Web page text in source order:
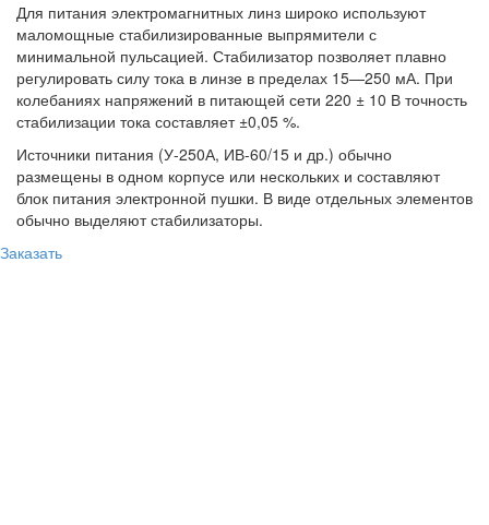
Для питания электромагнитных линз широко используют
маломощные стабилизированные выпрямители с
минимальной пульсацией. Стабилизатор позволяет плавно
регулировать силу тока в линзе в пределах 15—250 мА. При
колебаниях напряжений в питающей сети 220 ± 10 В точность
стабилизации тока составляет ±0,05 %.
Источники питания (У-250А, ИВ-60/15 и др.) обычно
размещены в одном корпусе или нескольких и составляют
блок питания электронной пушки. В виде отдельных элементов
обычно выделяют стабилизаторы.
Заказать